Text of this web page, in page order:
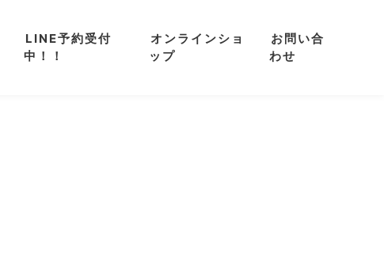
LINE予約受付
中！！
オンラインショ
ップ
お問い合
わせ